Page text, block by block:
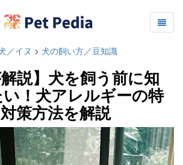
／イヌ > 犬の飼い方／豆知識
解説】犬を飼う前に知
！犬アレルギーの特
策方法を解説